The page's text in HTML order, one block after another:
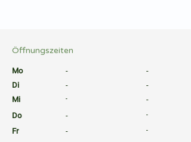
Öffnungszeiten
Mo
-
-
Di
-
-
Mi
-
-
Do
- -
Fr - -